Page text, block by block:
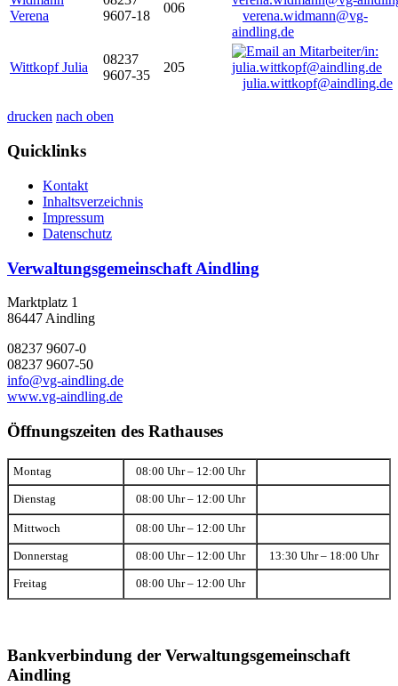
Verena
9607-18
006
verena.widmann@vg-
aindling.de
Wittkopf Julia
08237
9607-35
205
julia.wittkopf@aindling.de
drucken nach oben
Quicklinks
Kontakt
Inhaltsverzeichnis
Impressum
Datenschutz
Verwaltungsgemeinschaft Aindling
Marktplatz 1
86447 Aindling
08237 9607-0
08237 9607-50
info@vg-aindling.de
www.vg-aindling.de
Öffnungszeiten des Rathauses
Montag 08:00 Uhr – 12:00 Uhr
Dienstag 08:00 Uhr – 12:00 Uhr
Mittwoch 08:00 Uhr – 12:00 Uhr
Donnerstag 08:00 Uhr – 12:00 Uhr 13:30 Uhr – 18:00 Uhr
Freitag 08:00 Uhr – 12:00 Uhr
Bankverbindung der Verwaltungsgemeinschaft
Aindling